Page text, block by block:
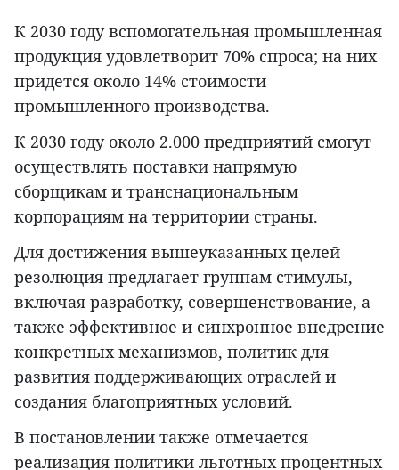
К 2030 году вспомогательная промышленная
продукция удовлетворит 70% спроса; на них
придется около 14% стоимости
промышленного производства.
К 2030 году около 2.000 предприятий смогут
осуществлять поставки напрямую
сборщикам и транснациональным
корпорациям на территории страны.
Для достижения вышеуказанных целей
резолюция предлагает группам стимулы,
включая разработку, совершенствование, а
также эффективное и синхронное внедрение
конкретных механизмов, политик для
развития поддерживающих отраслей и
создания благоприятных условий.
В постановлении также отмечается
реализация политики льготных процентных